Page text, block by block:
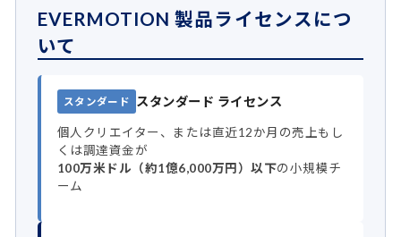
EVERMOTION 製品ライセンスにつ
いて
スタンダード スタンダード ライセンス
個人クリエイター、または直近12か月の売上もし
くは調達資金が
100万米ドル（約1億6,000万円）以下の小規模チ
ーム